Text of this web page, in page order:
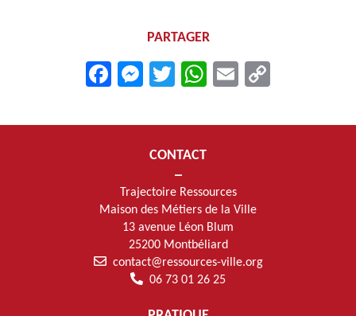
PARTAGER
Facebook
Messenger
TwitterWhatsApp
Email
CONTACT
Trajectoire Ressources
Maison des Métiers de la Ville
13 avenue Léon Blum
25200 Montbéliard
contact@ressources-ville.org
06 73 01 26 25